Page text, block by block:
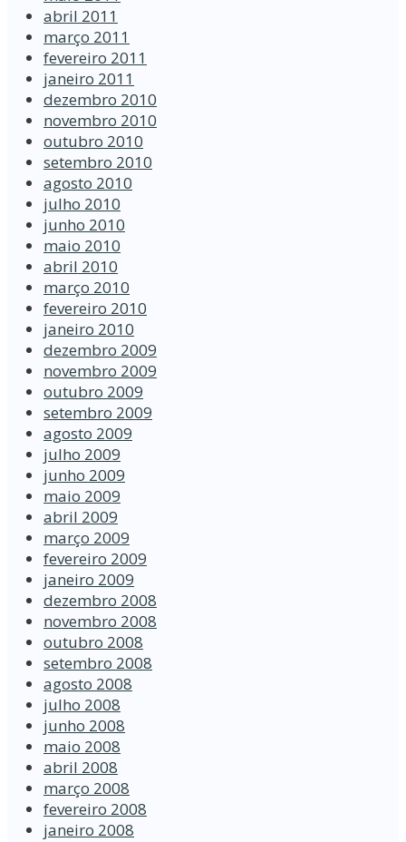
abril 2011
março 2011
fevereiro 2011
janeiro 2011
dezembro 2010
novembro 2010
outubro 2010
setembro 2010
agosto 2010
julho 2010
junho 2010
maio 2010
abril 2010
março 2010
fevereiro 2010
janeiro 2010
dezembro 2009
novembro 2009
outubro 2009
setembro 2009
agosto 2009
julho 2009
junho 2009
maio 2009
abril 2009
março 2009
fevereiro 2009
janeiro 2009
dezembro 2008
novembro 2008
outubro 2008
setembro 2008
agosto 2008
julho 2008
junho 2008
maio 2008
abril 2008
março 2008
fevereiro 2008
janeiro 2008